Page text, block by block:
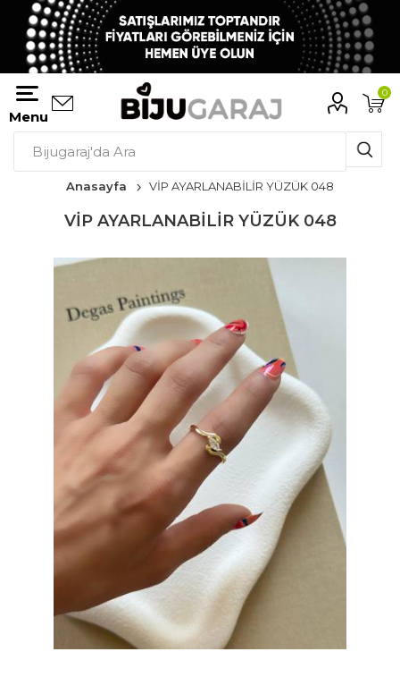
Menu
0
Anasayfa VİP AYARLANABİLİR YÜZÜK 048
VİP AYARLANABİLİR YÜZÜK 048